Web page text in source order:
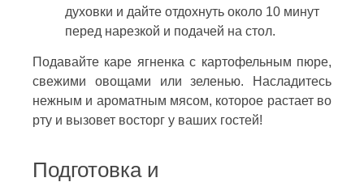
духовки и дайте отдохнуть около 10 минут
перед нарезкой и подачей на стол.
Подавайте каре ягненка с картофельным пюре,
свежими овощами или зеленью. Насладитесь
нежным и ароматным мясом, которое растает во
рту и вызовет восторг у ваших гостей!
Подготовка и